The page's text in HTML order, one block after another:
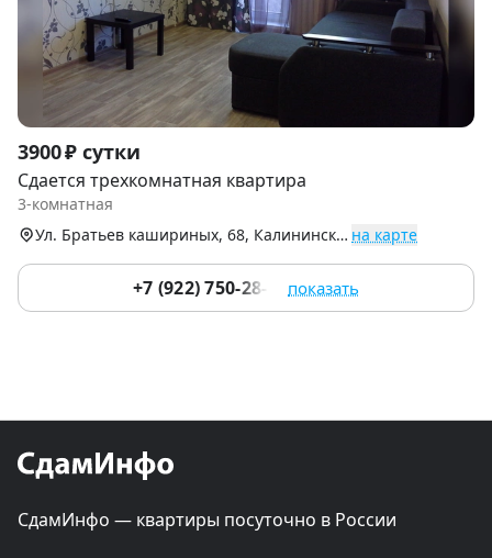
Item
1
of
3900 ₽ сутки
Сдается трехкомнатная квартира
3-комнатная
Ул. Братьев кашириных, 68, Калининский р-н (Северо-Запад) на карте
+7 (922) 750-28-10 показать
СдамИнфо — квартиры посуточно в России